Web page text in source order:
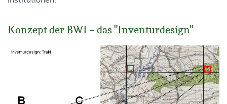
Konzept der BWI – das "Inventurdesign"